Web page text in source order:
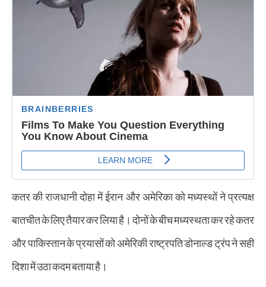
कतर की राजधानी दोहा में ईरान और अमेरिका को मध्यस्थों ने प्रत्यक्ष
बातचीत के लिए तैयार कर लिया है। दोनों के बीच मध्यस्थता कर रहे कतर
और पाकिस्तान के प्रयासों को अमेरिकी राष्ट्रपति डोनाल्ड ट्रंप ने सही
दिशा में उठा कदम बताया है।